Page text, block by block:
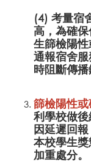
(4) 考量宿
高，為確
生篩檢陽
通報宿舍
時阻斷傳播
篩檢陽性或
利學校做
因延遲回
本校學生
加重處分。